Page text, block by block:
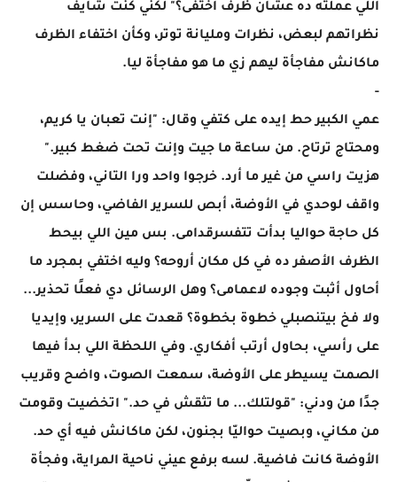
اللي عملته ده عشان ظرف اختفى؟" لكني كنت شايف
نظراتهم لبعض، نظرات ومليانة توتر، وكأن اختفاء الظرف
ماكانش مفاجأة ليهم زي ما هو مفاجأة ليا.
-
عمي الكبير حط إيده على كتفي وقال: "إنت تعبان يا كريم،
ومحتاج ترتاح. من ساعة ما جيت وإنت تحت ضغط كبير."
هزيت راسي من غير ما أرد. خرجوا واحد ورا التاني، وفضلت
واقف لوحدي في الأوضة، أبص للسرير الفاضي، وحاسس إن
كل حاجة حواليا بدأت تتفسرقدامى. بس مين اللي بيحط
الظرف الأصفر ده في كل مكان أروحه؟ وليه اختفي بمجرد ما
أحاول أثبت وجوده لاعمامى؟ وهل الرسائل دي فعلًا تحذير...
ولا فخ بيتنصبلي خطوة بخطوة؟ قعدت على السرير، وإيديا
على رأسي، بحاول أرتب أفكاري. وفي اللحظة اللي بدأ فيها
الصمت يسيطر على الأوضة، سمعت الصوت، واضح وقريب
جدًا من ودني: "قولتلك... ما تثقش في حد." اتخضيت وقومت
من مكاني، وبصيت حواليّا بجنون، لكن ماكانش فيه أي حد.
الأوضة كانت فاضية. لسه برفع عيني ناحية المراية، وفجأة